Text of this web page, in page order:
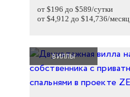
от $196 до $589/сутки
от $4,912 до $14,736/месяц
ВИЛЛЫ